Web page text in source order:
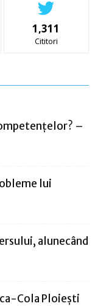
1,311
Cititori
–
lui
alunecând
Cola Ploiești